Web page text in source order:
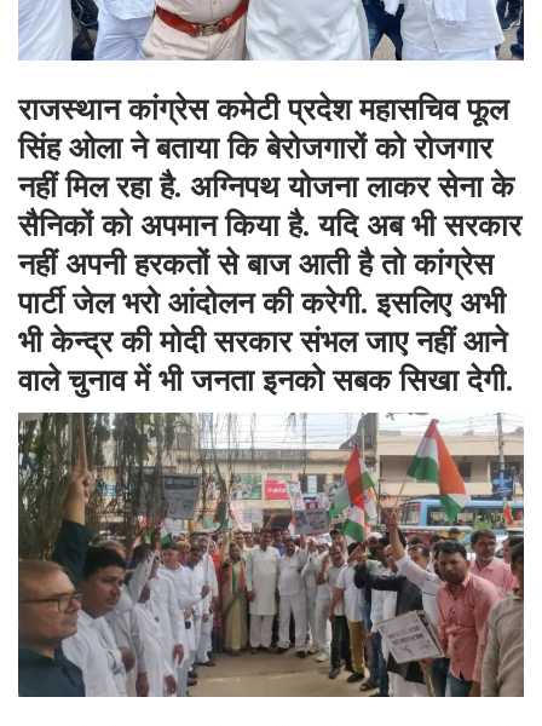
राजस्थान कांग्रेस कमेटी प्रदेश महासचिव फूल
सिंह ओला ने बताया कि बेरोजगारों को रोजगार
नहीं मिल रहा है. अग्निपथ योजना लाकर सेना के
सैनिकों को अपमान किया है. यदि अब भी सरकार
नहीं अपनी हरकतों से बाज आती है तो कांग्रेस
पार्टी जेल भरो आंदोलन की करेगी. इसलिए अभी
भी केन्द्र की मोदी सरकार संभल जाए नहीं आने
वाले चुनाव में भी जनता इनको सबक सिखा देगी.